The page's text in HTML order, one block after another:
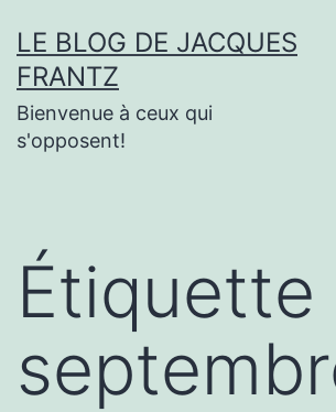
au
contenu
LE BLOG DE JACQUES
FRANTZ
Bienvenue à ceux qui
s'opposent!
Étiquette